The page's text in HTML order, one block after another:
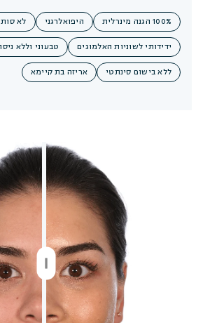
100% הגנה מינרלית היפואלרגני לא
ידידותי לשוניות האלמוגים טבעוני וללא
ללא בישום סינתטי אריזה בת קיימא